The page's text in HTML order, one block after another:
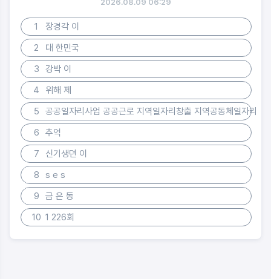
2026.08.09 06:29
1
장경각 이
2
대 한민국
3
강박 이
4
위해 제
5
공공일자리사업 공공근로 지역일자리창출 지역공동체일자리
6
추억
7
신기생뎐 이
8
s e s
9
금 은 동
10 1 226회